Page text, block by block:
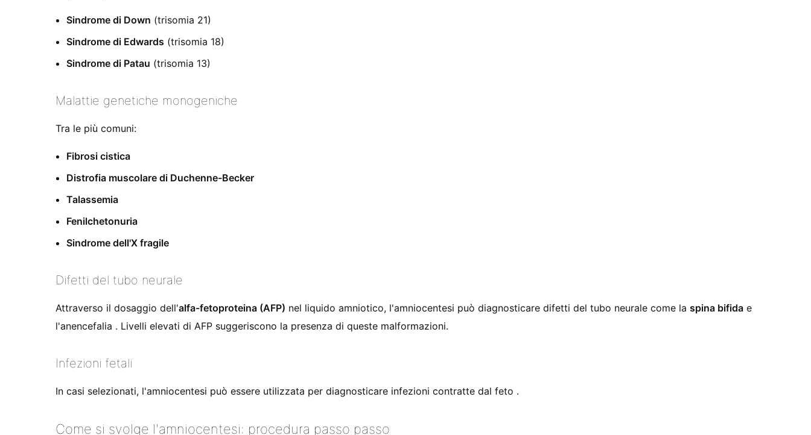
Sindrome di Down (trisomia 21)
Sindrome di Edwards (trisomia 18)
Sindrome di Patau (trisomia 13)
Malattie genetiche monogeniche
Tra le più comuni:
Fibrosi cistica
Distrofia muscolare di Duchenne-Becker
Talassemia
Fenilchetonuria
Sindrome dell'X fragile
Difetti del tubo neurale
Attraverso il dosaggio dell'alfa-fetoproteina (AFP) nel liquido amniotico, l'amniocentesi può diagnosticare difetti del tubo neurale come la spina bifida e
l'anencefalia . Livelli elevati di AFP suggeriscono la presenza di queste malformazioni.
Infezioni fetali
In casi selezionati, l'amniocentesi può essere utilizzata per diagnosticare infezioni contratte dal feto .
Come si svolge l'amniocentesi: procedura passo passo